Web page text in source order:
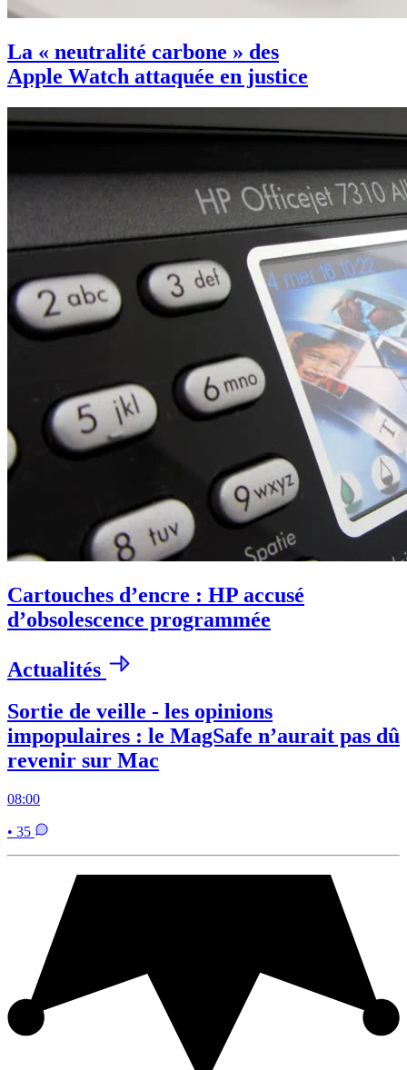
La « neutralité carbone » des
Apple Watch attaquée en justice
Cartouches d’encre : HP accusé
d’obsolescence programmée
Actualités
Sortie de veille - les opinions
impopulaires : le MagSafe n’aurait pas dû
revenir sur Mac
08:00
• 35